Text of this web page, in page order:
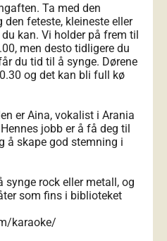
Ta med den
feteste, kleineste eller
kan. Vi holder på frem til
men desto tidligere du
du tid til å synge. Dørene
og det kan bli full kø
er Aina, vokalist i Arania
jobb er å få deg til
å skape god stemning i
synge rock eller metall, og
som fins i biblioteket
karaoke/